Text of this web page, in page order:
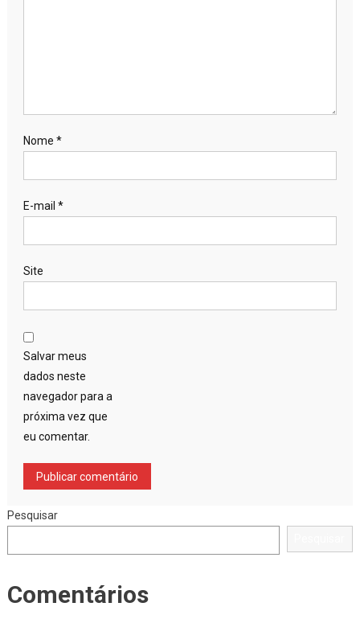
Nome *
E-mail *
Site
Salvar meus
dados neste
navegador para a
próxima vez que
eu comentar.
Pesquisar
Comentários